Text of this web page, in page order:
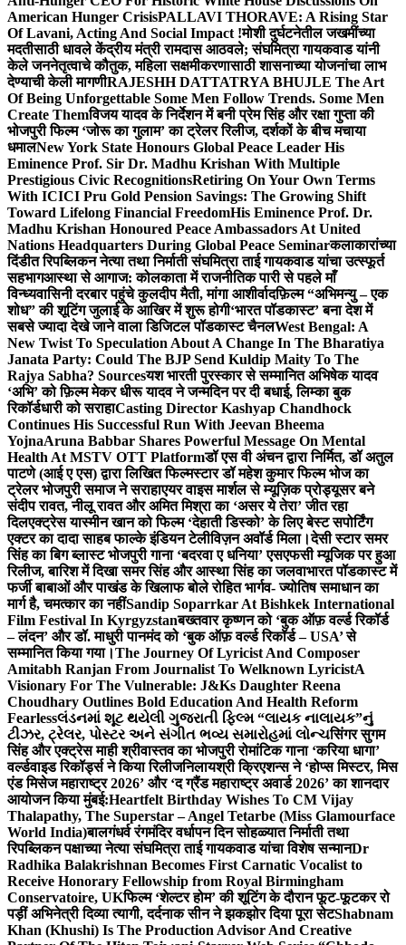
American Hunger CrisisPALLAVI THORAVE: A Rising Star
Of Lavani, Acting And Social Impact !मोशी दुर्घटनेतील जखमींच्या
मदतीसाठी धावले केंद्रीय मंत्री रामदास आठवले; संघमित्रा गायकवाड यांनी
केले जननेतृत्वाचे कौतुक, महिला सक्षमीकरणासाठी शासनाच्या योजनांचा लाभ
देण्याची केली मागणीRAJESHH DATTATRYA BHUJLE The Art
Of Being Unforgettable Some Men Follow Trends. Some Men
Create Themविजय यादव के निर्देशन में बनी प्रेम सिंह और रक्षा गुप्ता की
भोजपुरी फिल्म ‘जोरू का गुलाम’ का ट्रेलर रिलीज, दर्शकों के बीच मचाया
धमालNew York State Honours Global Peace Leader His
Eminence Prof. Sir Dr. Madhu Krishan With Multiple
Prestigious Civic RecognitionsRetiring On Your Own Terms
With ICICI Pru Gold Pension Savings: The Growing Shift
Toward Lifelong Financial FreedomHis Eminence Prof. Dr.
Madhu Krishan Honoured Peace Ambassadors At United
Nations Headquarters During Global Peace Seminarकलाकारांच्या
दिंडीत रिपब्लिकन नेत्या तथा निर्माती संघमित्रा ताई गायकवाड यांचा उत्स्फूर्त
सहभागआस्था से आगाज: कोलकाता में राजनीतिक पारी से पहले माँ
विन्ध्यवासिनी दरबार पहुंचे कुलदीप मैती, मांगा आशीर्वादफ़िल्म “अभिमन्यु – एक
शोध” की शूटिंग जुलाई के आखिर में शुरू होगी‘भारत पॉडकास्ट’ बना देश में
सबसे ज्यादा देखे जाने वाला डिजिटल पॉडकास्ट चैनलWest Bengal: A
New Twist To Speculation About A Change In The Bharatiya
Janata Party: Could The BJP Send Kuldip Maity To The
Rajya Sabha? Sourcesयश भारती पुरस्कार से सम्मानित अभिषेक यादव
‘अभि’ को फ़िल्म मेकर धीरू यादव ने जन्मदिन पर दी बधाई, लिम्का बुक
रिकॉर्डधारी को सराहाCasting Director Kashyap Chandhock
Continues His Successful Run With Jeevan Bheema
YojnaAruna Babbar Shares Powerful Message On Mental
Health At MSTV OTT Platformडॉ एस वी अंचन द्वारा निर्मित, डॉ अतुल
पाटणे (आई ए एस) द्वारा लिखित फिल्मस्टार डॉ महेश कुमार फिल्म भोज का
ट्रेलर भोजपुरी समाज ने सराहाएयर वाइस मार्शल से म्यूज़िक प्रोड्यूसर बने
संदीप रावत, नीलू रावत और अमित मिश्रा का ‘असर ये तेरा’ जीत रहा
दिलएक्ट्रेस यास्मीन खान को फिल्म ‘देहाती डिस्को’ के लिए बेस्ट सपोर्टिंग
एक्टर का दादा साहब फाल्के इंडियन टेलीविज़न अवॉर्ड मिला।देसी स्टार समर
सिंह का बिग ब्लास्ट भोजपुरी गाना ‘बदरवा ए धनिया’ एसएफसी म्यूजिक पर हुआ
रिलीज, बारिश में दिखा समर सिंह और आस्था सिंह का जलवाभारत पॉडकास्ट में
फर्जी बाबाओं और पाखंड के खिलाफ बोले रोहित भार्गव- ज्योतिष समाधान का
मार्ग है, चमत्कार का नहींSandip Soparrkar At Bishkek International
Film Festival In Kyrgyzstanबख्तवार कृष्णन को ‘बुक ऑफ़ वर्ल्ड रिकॉर्ड
– लंदन’ और डॉ. माधुरी पानमंद को ‘बुक ऑफ़ वर्ल्ड रिकॉर्ड – USA’ से
सम्मानित किया गया।The Journey Of Lyricist And Composer
Amitabh Ranjan From Journalist To Welknown LyricistA
Visionary For The Vulnerable: J&Ks Daughter Reena
Choudhary Outlines Bold Education And Health Reform
Fearlessલંડનમાં શૂટ થયેલી ગુજરાતી ફિલ્મ “લાયક નાલાયક”નું
ટીઝર, ટ્રેલર, પોસ્ટર અને સંગીત ભવ્ય સમારોહમાં લોન્ચसिंगर सुगम
सिंह और एक्ट्रेस माही श्रीवास्तव का भोजपुरी रोमांटिक गाना ‘करिया धागा’
वर्ल्डवाइड रिकॉर्ड्स ने किया रिलीजनिलायश्री क्रिएशन्स ने ‘होप्स मिस्टर, मिस
एंड मिसेज महाराष्ट्र 2026’ और ‘द ग्रैंड महाराष्ट्र अवार्ड 2026’ का शानदार
आयोजन किया मुंबई:Heartfelt Birthday Wishes To CM Vijay
Thalapathy, The Superstar – Angel Tetarbe (Miss Glamourface
World India)बालगंधर्व रंगमंदिर वर्धापन दिन सोहळ्यात निर्माती तथा
रिपब्लिकन पक्षाच्या नेत्या संघमित्रा ताई गायकवाड यांचा विशेष सन्मानDr
Radhika Balakrishnan Becomes First Carnatic Vocalist to
Receive Honorary Fellowship from Royal Birmingham
Conservatoire, UKफिल्म ‘शेल्टर होम’ की शूटिंग के दौरान फूट-फूटकर रो
पड़ीं अभिनेत्री दिव्या त्यागी, दर्दनाक सीन ने झकझोर दिया पूरा सेटShabnam
Khan (Khushi) Is The Production Advisor And Creative